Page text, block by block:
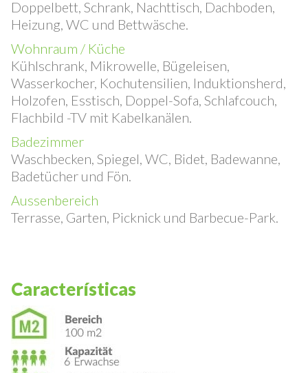
Beschreibung
Doppelbett, Schrank, Nachttisch, Dachboden,
Heizung, WC und Bettwäsche.
Wohnraum / Küche
Kühlschrank, Mikrowelle, Bügeleisen,
Wasserkocher, Kochutensilien, Induktionsherd,
Holzofen, Esstisch, Doppel-Sofa, Schlafcouch,
Flachbild -TV mit Kabelkanälen.
Badezimmer
Waschbecken, Spiegel, WC, Bidet, Badewanne,
Badetücher und Fön.
Aussenbereich
Características